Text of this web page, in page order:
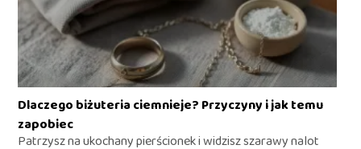
Dlaczego biżuteria ciemnieje? Przyczyny i jak temu
zapobiec
Patrzysz na ukochany pierścionek i widzisz szarawy nalot